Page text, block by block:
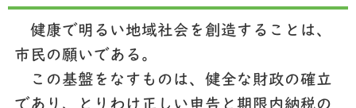
健康で明るい地域社会を創造することは、
市民の願いである。
この基盤をなすものは、健全な財政の確立